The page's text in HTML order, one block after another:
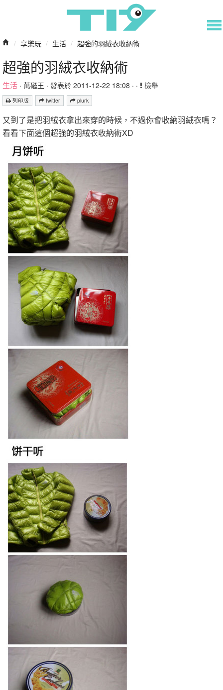
/ 享樂玩 / 生活 / 超強的羽絨衣收納術
超強的羽絨衣收納術
生活 · 萬磁王 · 發表於 2011-12-22 18:08 · · 檢舉
列印版 twitter plurk
又到了是把羽絨衣拿出來穿的時候，不過你會收納羽絨衣嗎？
看看下面這個超強的羽絨衣收納術XD